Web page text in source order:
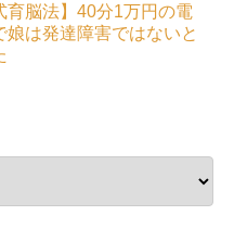
育脳法】40分1万円の電
娘は発達障害ではないと